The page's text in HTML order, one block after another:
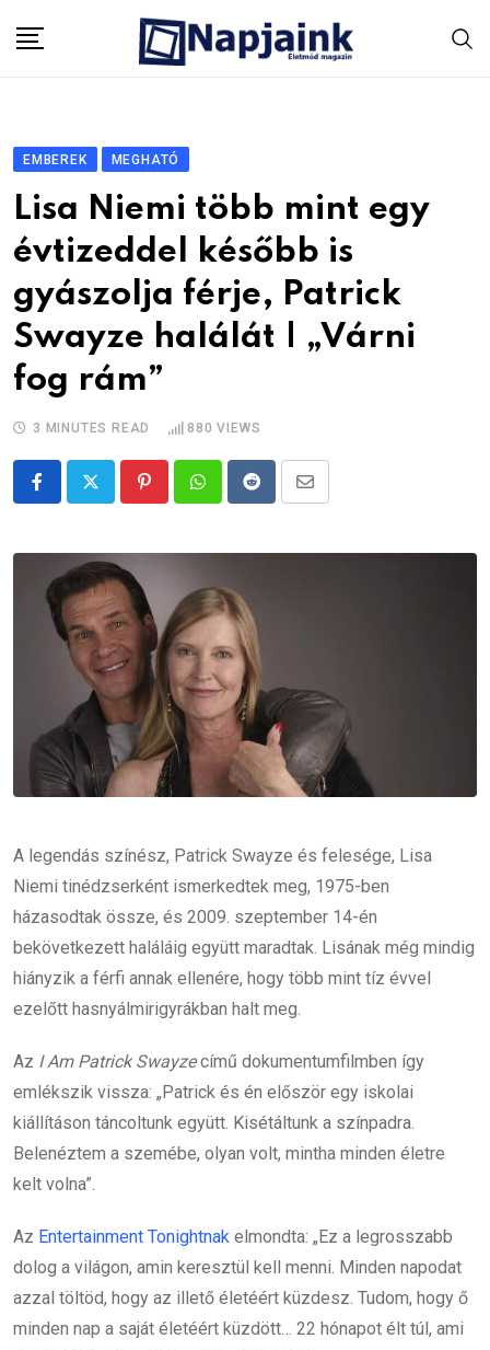
EMBEREK MEGHATÓ
Lisa Niemi több mint egy
évtizeddel később is
gyászolja férje, Patrick
Swayze halálát | „Várni
fog rám”
3 MINUTES READ 880 VIEWS
PinterestWhatsappRedditShare
Email
A legendás színész, Patrick Swayze és felesége, Lisa
Niemi tinédzserként ismerkedtek meg, 1975-ben
házasodtak össze, és 2009. szeptember 14-én
bekövetkezett haláláig együtt maradtak. Lisának még mindig
hiányzik a férfi annak ellenére, hogy több mint tíz évvel
ezelőtt hasnyálmirigyrákban halt meg.
Az I Am Patrick Swayzecímű dokumentumfilmben így
emlékszik vissza: „Patrick és én először egy iskolai
kiállításon táncoltunk együtt. Kisétáltunk a színpadra.
Belenéztem a szemébe, olyan volt, mintha minden életre
kelt volna”.
Az Entertainment Tonightnak elmondta: „Ez a legrosszabb
dolog a világon, amin keresztül kell menni. Minden napodat
azzal töltöd, hogy az illető életéért küzdesz. Tudom, hogy ő
minden nap a saját életéért küzdött… 22 hónapot élt túl, ami